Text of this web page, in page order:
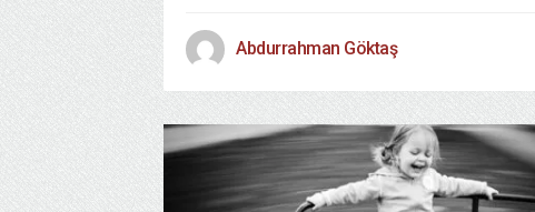
Abdurrahman Göktaş